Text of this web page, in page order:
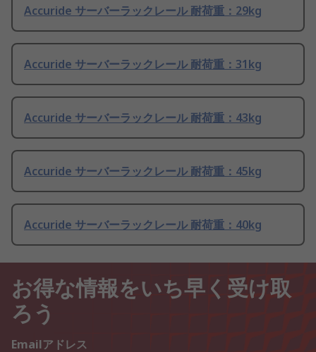
Accuride サーバーラックレール 耐荷重：29kg
Accuride サーバーラックレール 耐荷重：31kg
Accuride サーバーラックレール 耐荷重：43kg
Accuride サーバーラックレール 耐荷重：45kg
Accuride サーバーラックレール 耐荷重：40kg
お得な情報をいち早く受け取
ろう
Emailアドレス